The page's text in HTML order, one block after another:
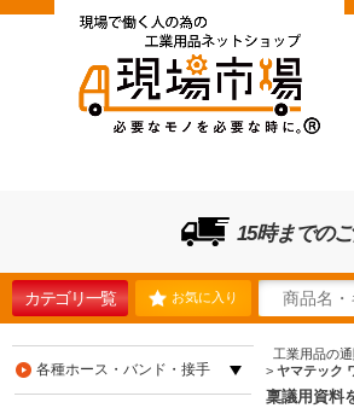
15時までの
カテゴリ一覧 お気に入り
工業用品の
> ヤマテック
稟議用資料
各種ホース・バンド・接手